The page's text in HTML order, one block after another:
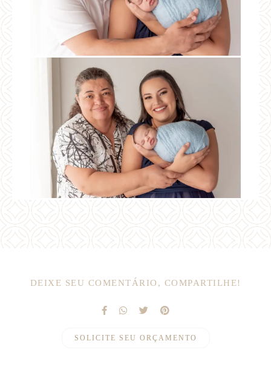
DEIXE SEU COMENTÁRIO, COMPARTILHE!
SOLICITE SEU ORÇAMENTO